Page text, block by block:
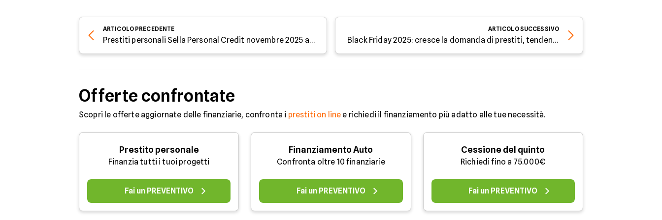
ARTICOLO PRECEDENTE
Prestiti personali Sella Personal Credit novembre 2025 a confronto
ARTICOLOSUCCESSIVO
Black Friday 2025: cresce la domanda di prestiti, tendenze di acquisto e strategie di risparmio in Italia
Offerte confrontate
Scopri le offerte aggiornate delle finanziarie, confronta i prestiti on line e richiedi il finanziamento più adatto alle tue necessità.
Prestito personale
Finanzia tutti i tuoi progetti
Fai un PREVENTIVO
Finanziamento Auto
Confronta oltre 10 finanziarie
Fai un PREVENTIVO
Cessione del quinto
Richiedi fino a 75.000€
Fai un PREVENTIVO